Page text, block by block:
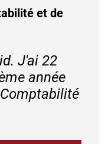
et de
J'ai 22
année